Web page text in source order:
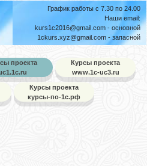
График работы с 7.30 по 24.00
Наши email:
kurs1c2016@gmail.com - основной
1ckurs.xyz@gmail.com - запасной
проекта
Курсы проекта
www.1c-uc3.ru
Курсы проекта
курсы-по-1с.рф